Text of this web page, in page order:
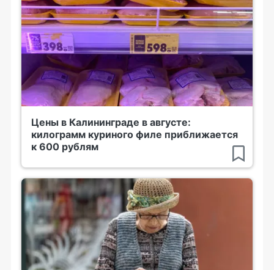
Цены в Калининграде в августе:
килограмм куриного филе приближается
к 600 рублям